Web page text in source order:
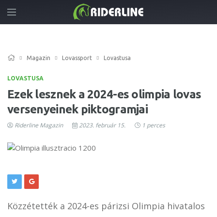
Magazin Lovassport Lovastusa
LOVASTUSA
Ezek lesznek a 2024-es olimpia lovas
versenyeinek piktogramjai
Riderline Magazin 2023. február 15. 1 perces
Közzétették a 2024-es párizsi Olimpia hivatalos